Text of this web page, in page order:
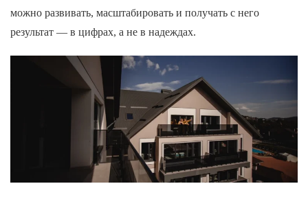
можно развивать, масштабировать и получать с него
результат — в цифрах, а не в надеждах.